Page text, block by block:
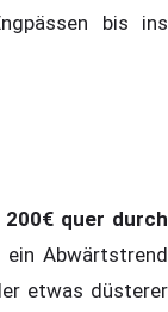
bis ins
quer durch
Abwärtstrend
etwas düsterer